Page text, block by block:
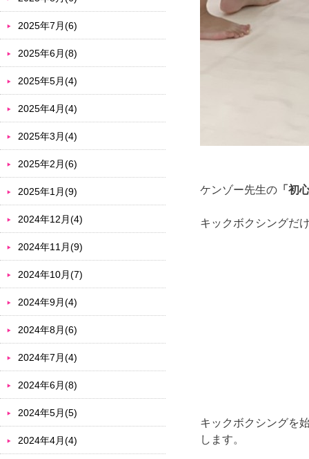
ケンゾー先生の 「初
キックボクシングだ
キックボクシング
します。
2025年7月(6)
2025年6月(8)
2025年5月(4)
2025年4月(4)
2025年3月(4)
2025年2月(6)
2025年1月(9)
2024年12月(4)
2024年11月(9)
2024年10月(7)
2024年9月(4)
2024年8月(6)
2024年7月(4)
2024年6月(8)
2024年5月(5)
2024年4月(4)